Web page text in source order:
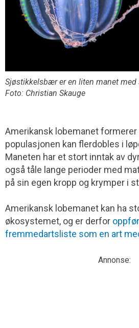
Sjøstikkelsbær er en liten manet
Foto: Christian Skauge
Amerikansk lobemanet
populasjonen kan flerdobles i
Maneten har et stort inntak av
også tåle lange perioder med
på sin egen kropp og krymper i
Amerikansk lobemanet kan ha
økosystemet, og er derfor
fremmedartsliste som en art
Annonse: